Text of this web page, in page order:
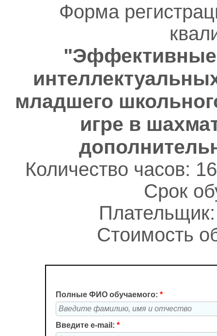
Форма
"Эффективные
младшего
игре в
Количество часов:
Срок
Стоимость
Полные ФИО обучаемого: *
Введите e-mail: *